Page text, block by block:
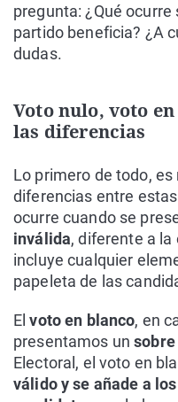
pregunta: ¿Qué
partido beneficia? ¿A
dudas.
Voto nulo, voto
las diferencias
Lo primero de todo,
diferencias entre
ocurre cuando se
inválida, diferente a la
incluye cualquier
papeleta de las
Elvoto en blanco, en
presentamos un
Electoral, el voto en
válido y se añade a